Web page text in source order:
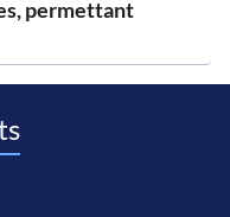
permettant